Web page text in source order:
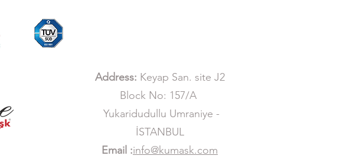
Address: Keyap San. site J2
Block No: 157/A
Yukaridudullu Umraniye -
İSTANBUL
Email :​info@kumask.com